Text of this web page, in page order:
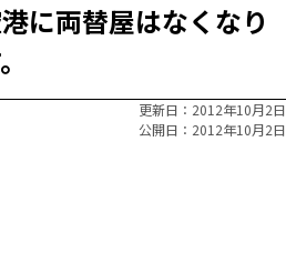
に両替屋はなくなり
更新日
2012年10月2日
公開日
2012年10月2日